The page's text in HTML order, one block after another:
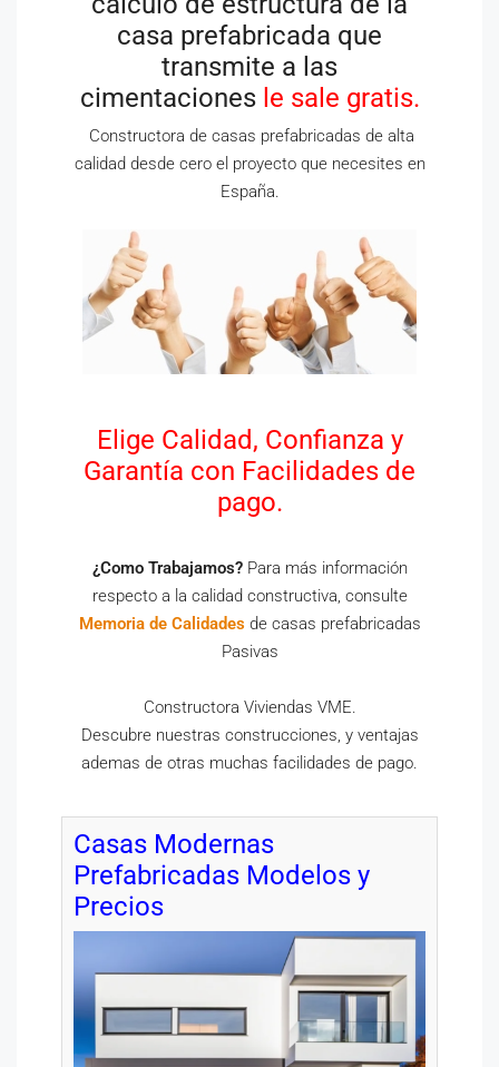
casa prefabricada que
transmite a las
cimentacionesle sale gratis.
Constructora de casas prefabricadas de alta
calidad desde cero el proyecto que necesites en
España.
Elige Calidad, Confianza y
Garantía con Facilidades de
pago.
¿Como Trabajamos?Para más información
respecto a la calidad constructiva, consulte
Memoria de Calidades de casas prefabricadas
Pasivas
Constructora Viviendas VME.
Descubre nuestras construcciones, y ventajas
ademas de otras muchas facilidades de pago.
Casas Modernas
Prefabricadas Modelos y
Precios